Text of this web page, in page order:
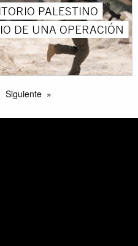
PALESTINO
DE UNA OPERACIÓN
Siguiente